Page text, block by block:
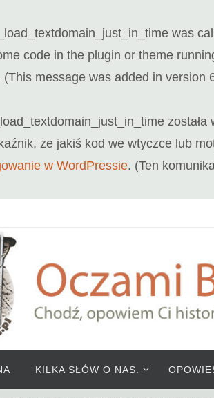
was
code in the plugin or theme
message was added in version
została
że jakiś kod we wtyczce lub
w WordPressie. (Ten
KILKA SŁÓW O NAS.